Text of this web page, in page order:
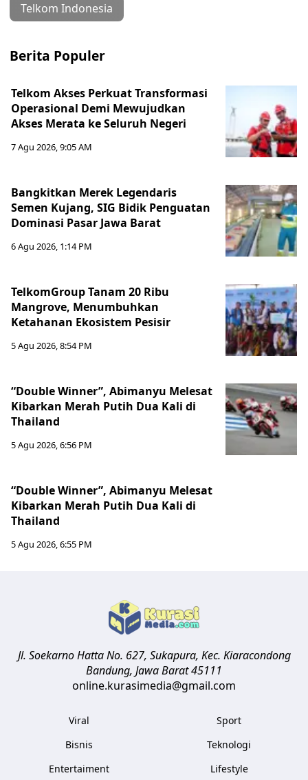
Telkom Indonesia
Berita Populer
Telkom Akses Perkuat Transformasi
Operasional Demi Mewujudkan
Akses Merata ke Seluruh Negeri
7 Agu 2026, 9:05 AM
Bangkitkan Merek Legendaris
Semen Kujang, SIG Bidik Penguatan
Dominasi Pasar Jawa Barat
6 Agu 2026, 1:14 PM
TelkomGroup Tanam 20 Ribu
Mangrove, Menumbuhkan
Ketahanan Ekosistem Pesisir
5 Agu 2026, 8:54 PM
“Double Winner”, Abimanyu Melesat
Kibarkan Merah Putih Dua Kali di
Thailand
5 Agu 2026, 6:56 PM
“Double Winner”, Abimanyu Melesat
Kibarkan Merah Putih Dua Kali di
Thailand
5 Agu 2026, 6:55 PM
Jl. Soekarno Hatta No. 627, Sukapura, Kec. Kiaracondong
Bandung, Jawa Barat45111
online.kurasimedia@gmail.com
Viral
Bisnis
Entertaiment
Sport
Teknologi
Lifestyle